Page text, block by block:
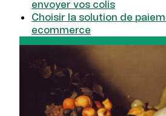
envoyer vos colis
Choisir la solution de
ecommerce